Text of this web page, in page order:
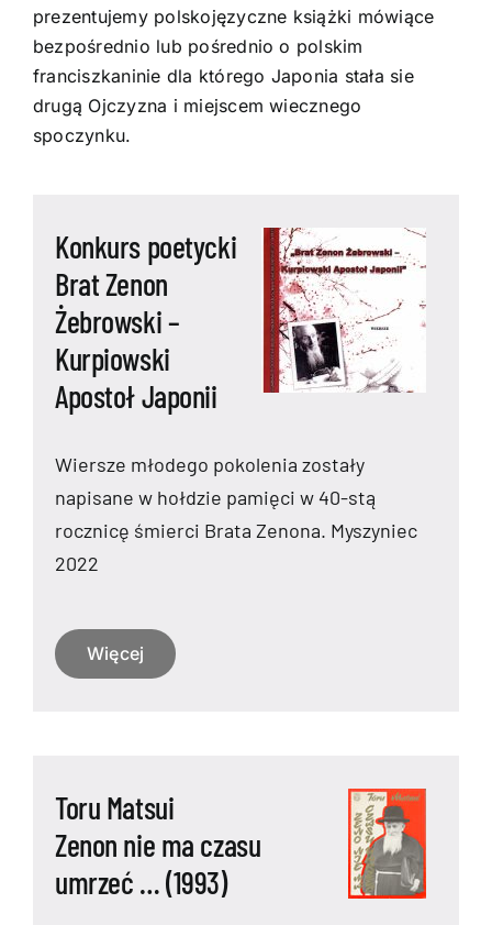
prezentujemy polskojęzyczne książki mówiące
bezpośrednio lub pośrednio o polskim
franciszkaninie dla którego Japonia stała sie
drugą Ojczyzna i miejscem wiecznego
spoczynku.
Konkurs poetycki
Brat Zenon
Żebrowski –
Kurpiowski
Apostoł Japonii
Wiersze młodego pokolenia zostały
napisane w hołdzie pamięci w 40-stą
rocznicę śmierci Brata Zenona. Myszyniec
2022
Więcej
Toru Matsui
Zenon nie ma czasu
umrzeć … (1993)